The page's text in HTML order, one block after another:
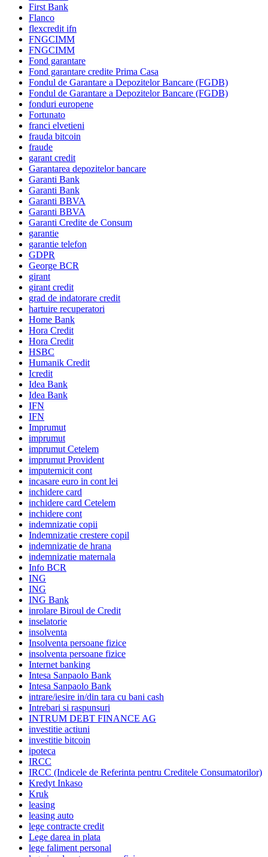
First Bank
Flanco
flexcredit ifn
FNGCIMM
FNGCIMM
Fond garantare
Fond garantare credite Prima Casa
Fondul de Garantare a Depozitelor Bancare (FGDB)
Fondul de Garantare a Depozitelor Bancare (FGDB)
fonduri europene
Fortunato
franci elvetieni
frauda bitcoin
fraude
garant credit
Garantarea depozitelor bancare
Garanti Bank
Garanti Bank
Garanti BBVA
Garanti BBVA
Garanti Credite de Consum
garantie
garantie telefon
GDPR
George BCR
girant
girant credit
grad de indatorare credit
hartuire recuperatori
Home Bank
Hora Credit
Hora Credit
HSBC
Humanik Credit
Icredit
Idea Bank
Idea Bank
IFN
IFN
Imprumut
imprumut
imprumut Cetelem
imprumut Provident
imputernicit cont
incasare euro in cont lei
inchidere card
inchidere card Cetelem
inchidere cont
indemnizatie copii
Indemnizatie crestere copil
indemnizatie de hrana
indemnizatie maternala
Info BCR
ING
ING
ING Bank
inrolare Biroul de Credit
inselatorie
insolventa
Insolventa persoane fizice
insolventa persoane fizice
Internet banking
Intesa Sanpaolo Bank
Intesa Sanpaolo Bank
intrare/iesire in/din tara cu bani cash
Intrebari si raspunsuri
INTRUM DEBT FINANCE AG
investitie actiuni
investitie bitcoin
ipoteca
IRCC
IRCC (Indicele de Referinta pentru Creditele Consumatorilor)
Kredyt Inkaso
Kruk
leasing
leasing auto
lege contracte credit
Lege darea in plata
lege faliment personal